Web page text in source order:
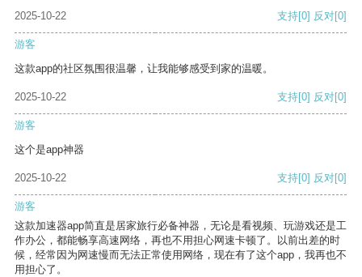
2025-10-22
支持[0] 反对[0]
游客
这款app的社区氛围很温馨，让我能够感受到家的温暖。
2025-10-22 支持[0] 反对[0]
游客
这个是app神器
2025-10-22 支持[0] 反对[0]
游客
这款加速器app简直是居家旅行必备神器，无论是看视频、玩游戏还是工
作办公，都能畅享高速网络，再也不用担心网速卡顿了。以前出差的时
候，经常因为网速慢而无法正常使用网络，现在有了这个app，我再也不
用担心了。